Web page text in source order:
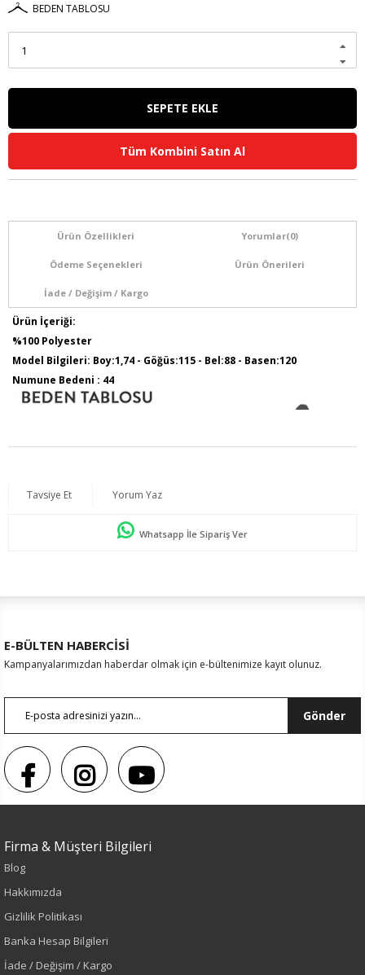
BEDEN TABLOSU
Tüm Kombini Satın Al
Ürün Özellikleri Yorumlar(0)
Ödeme Seçenekleri Ürün Önerileri
İade / Değişim / Kargo
Ürün İçeriği:
%100 Polyester
Model Bilgileri: Boy:1,74 - Göğüs:115 - Bel:88 - Basen:120
Numune Bedeni : 44
Sezon : YAZLIK
Renk
Sezon
Tavsiye Et Yorum Yaz
Whatsapp İle Sipariş Ver
E-BÜLTEN HABERCİSİ
Kampanyalarımızdan haberdar olmak için e-bültenimize kayıt olunuz.
Gönder
Firma & Müşteri Bilgileri
Blog
Hakkımızda
Gizlilik Politikası
Banka Hesap Bilgileri
İade / Değişim / Kargo